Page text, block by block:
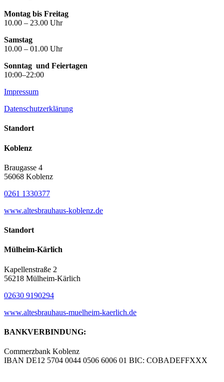
Montag bis Freitag
10.00 – 23.00 Uhr
Samstag
10.00 – 01.00 Uhr
Sonntag und Feiertagen
10:00–22:00
Impressum
Datenschutzerklärung
Standort
Koblenz
Braugasse 4
56068 Koblenz
0261 1330377
www.altesbrauhaus-koblenz.de
Standort
Mülheim-Kärlich
Kapellenstraße 2
56218 Mülheim-Kärlich
02630 9190294
www.altesbrauhaus-muelheim-kaerlich.de
BANKVERBINDUNG:
Commerzbank Koblenz
IBAN DE12 5704 0044 0506 6006 01 BIC: COBADEFFXXX